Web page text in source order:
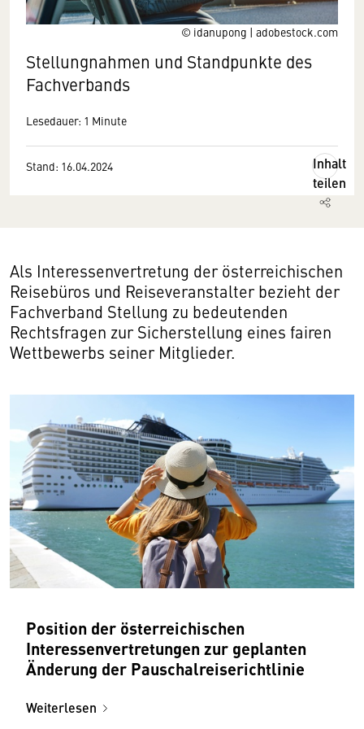
© idanupong | adobestock.com
Stellungnahmen und Standpunkte des
Fachverbands
Lesedauer: 1 Minute
Stand: 16.04.2024
Inhalt
teilen
Als Interessenvertretung der österreichischen
Reisebüros und Reiseveranstalter bezieht der
Fachverband Stellung zu bedeutenden
Rechtsfragen zur Sicherstellung eines fairen
Wettbewerbs seiner Mitglieder.
Position der österreichischen
Interessenvertretungen zur geplanten
Änderung der Pauschalreiserichtlinie
Weiterlesen